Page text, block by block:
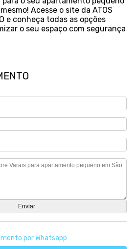
Acesse o site da ATOS
e conheça todas as opções
o seu espaço com segurança
por Whatsapp